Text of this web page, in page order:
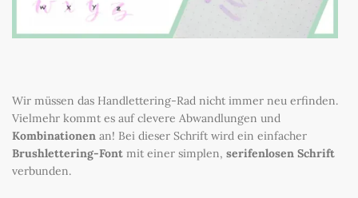
Wir müssen das Handlettering-Rad nicht immer neu erfinden.
Vielmehr kommt es auf clevere Abwandlungen und
Kombinationen an! Bei dieser Schrift wird ein einfacher
Brushlettering-Font mit einer simplen, serifenlosen Schrift
verbunden.